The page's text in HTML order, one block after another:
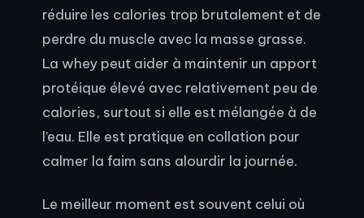
réduire les calories trop brutalement et de
perdre du muscle avec la masse grasse.
La whey peut aider à maintenir un apport
protéique élevé avec relativement peu de
calories, surtout si elle est mélangée à de
l’eau. Elle est pratique en collation pour
calmer la faim sans alourdir la journée.
Le meilleur moment est souvent celui où